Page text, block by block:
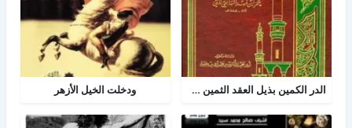
الدر الكمين بذيل العقد الثمين في تاريخ البلد الأمين ودخلت الخيل الأزهر